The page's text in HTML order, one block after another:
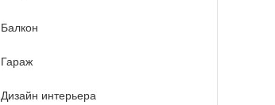
Балкон
Гараж
Дизайн интерьера